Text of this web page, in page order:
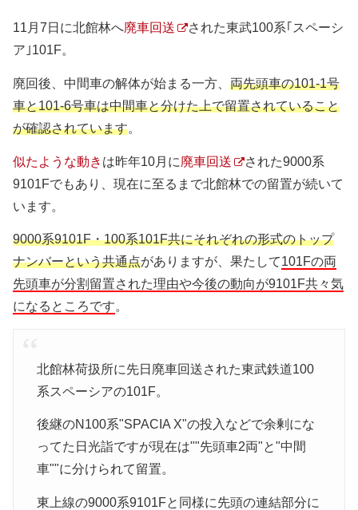
11月7日に北館林へ廃車回送
された東武100系｢スペーシ
ア｣101F。
廃回後、中間車の解体が始まる一方、 両先頭車の101-1号
車と101-6号車は中間車と分けた上で留置されていること
が確認されています。
似たような動き は昨年10月に廃車回送
された9000系
9101Fでもあり、現在に至るまで北館林での留置が続いて
います。
9000系9101F・100系101F共にそれぞれの形式のトップ
ナンバーという共通点がありますが、果たして101Fの両
先頭車が分割留置された理由や今後の動向が9101F共々気
になるところです。
北館林荷扱所に先日廃車回送された東武鉄道100
系スペーシアの101F。
後継のN100系"SPACIA X"の投入などで余剰にな
ってた日光詣ですが現在は""先頭車2両"と"中間
車""に分けられて留置。
東上線の9000系9101Fと同様に先頭の連結部分に